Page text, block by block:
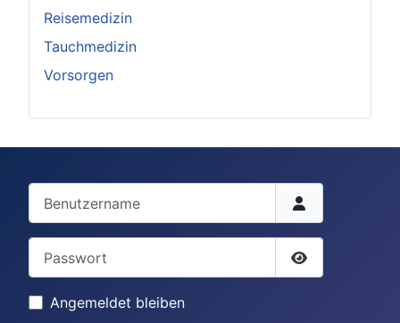
Reisemedizin
Tauchmedizin
Vorsorgen
Passwort
Angemeldet bleiben